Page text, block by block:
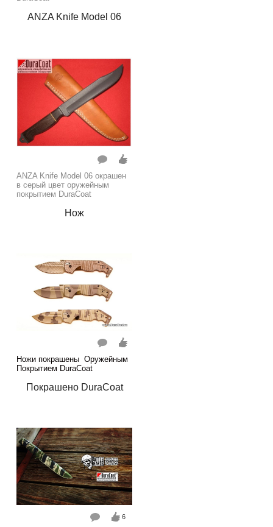
ANZA Knife Model 06
ANZA Knife Model 06 окрашен
в серый цвет оружейным
покрытием DuraCoat
Нож
Ножи покрашены Оружейным
Покрытием DuraCoat
Покрашено DuraCoat
6